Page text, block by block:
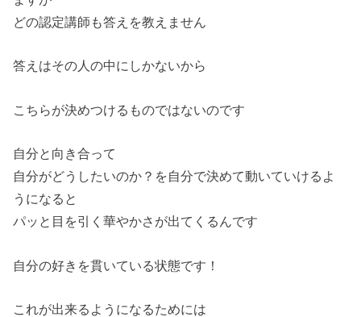
どの認定講師も答えを教えません
答えはその人の中にしかないから
こちらが決めつけるものではないのです
自分と向き合って
自分がどうしたいのか？を自分で決めて動いていけるよ
うになると
パッと目を引く華やかさが出てくるんです
自分の好きを貫いている状態です！
これが出来るようになるためには